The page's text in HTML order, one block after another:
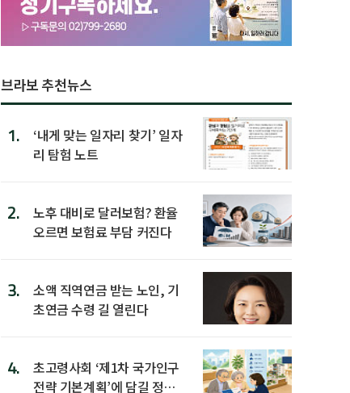
브라보 추천뉴스
1.
‘내게 맞는 일자리 찾기’ 일자
리 탐험 노트
2.
노후 대비로 달러보험? 환율
오르면 보험료 부담 커진다
3.
소액 직역연금 받는 노인, 기
초연금 수령 길 열린다
4.
초고령사회 ‘제1차 국가인구
전략 기본계획’에 담길 정책